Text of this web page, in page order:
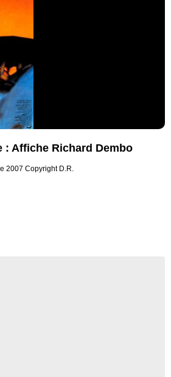
: Affiche Richard Dembo
2007 Copyright D.R.